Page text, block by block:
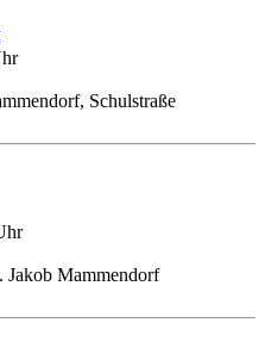
Schulstraße
Jakob Mammendorf